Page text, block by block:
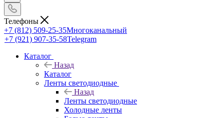
Телефоны
+7 (812) 509-25-35Многоканальный
+7 (921) 907-35-58Telegram
Каталог
Назад
Каталог
Ленты светодиодные
Назад
Ленты светодиодные
Холодные ленты